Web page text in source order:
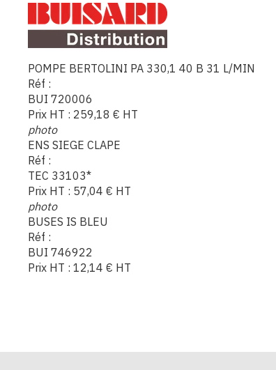
POMPE BERTOLINI PA 330,1 40 B 31 L/MIN
Réf :
BUI 720006
Prix HT : 259,18 € HT
photo
ENS SIEGE CLAPE
Réf :
TEC 33103*
Prix HT : 57,04 € HT
photo
BUSES IS BLEU
Réf :
BUI 746922
Prix HT : 12,14 € HT